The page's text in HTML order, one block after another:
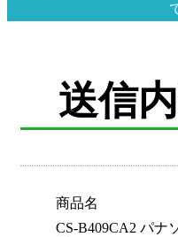
送信
商品名
CS-B409CA2 パナ